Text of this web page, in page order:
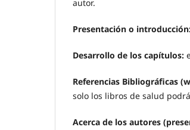
autor.
Presentación o
Desarrollo de los capítulos:
Referencias Bibliográficas
solo los libros de salud
Acerca de los autores